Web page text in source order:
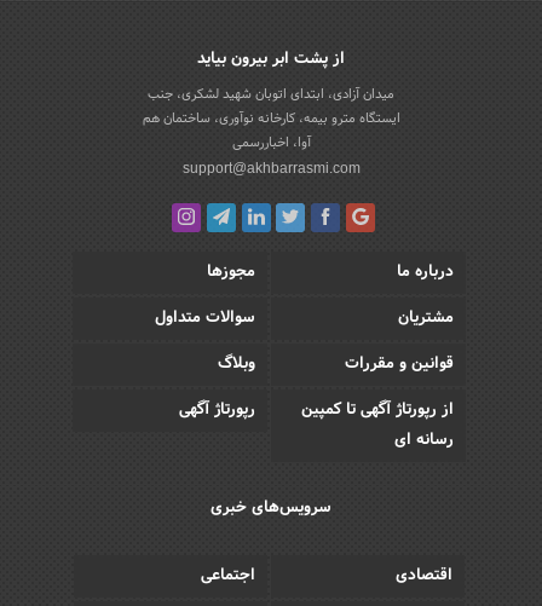
از پشت ابر بیرون بیاید
میدان آزادی، ابتدای اتوبان شهید لشکری، جنب
ایستگاه مترو بیمه، کارخانه نوآوری، ساختمان هم
آوا، اخباررسمی
support@akhbarrasmi.com
درباره ما
مجوزها
مشتریان
سوالات متداول
قوانین و مقررات
وبلاگ
از رپورتاژ آگهی تا کمپین
رسانه ای
رپورتاژ آگهی
سرویس‌های خبری
اقتصادی اجتماعی